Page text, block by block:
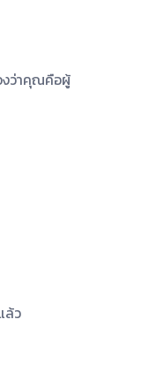
งว่าคุณคือผู้
ล้ว